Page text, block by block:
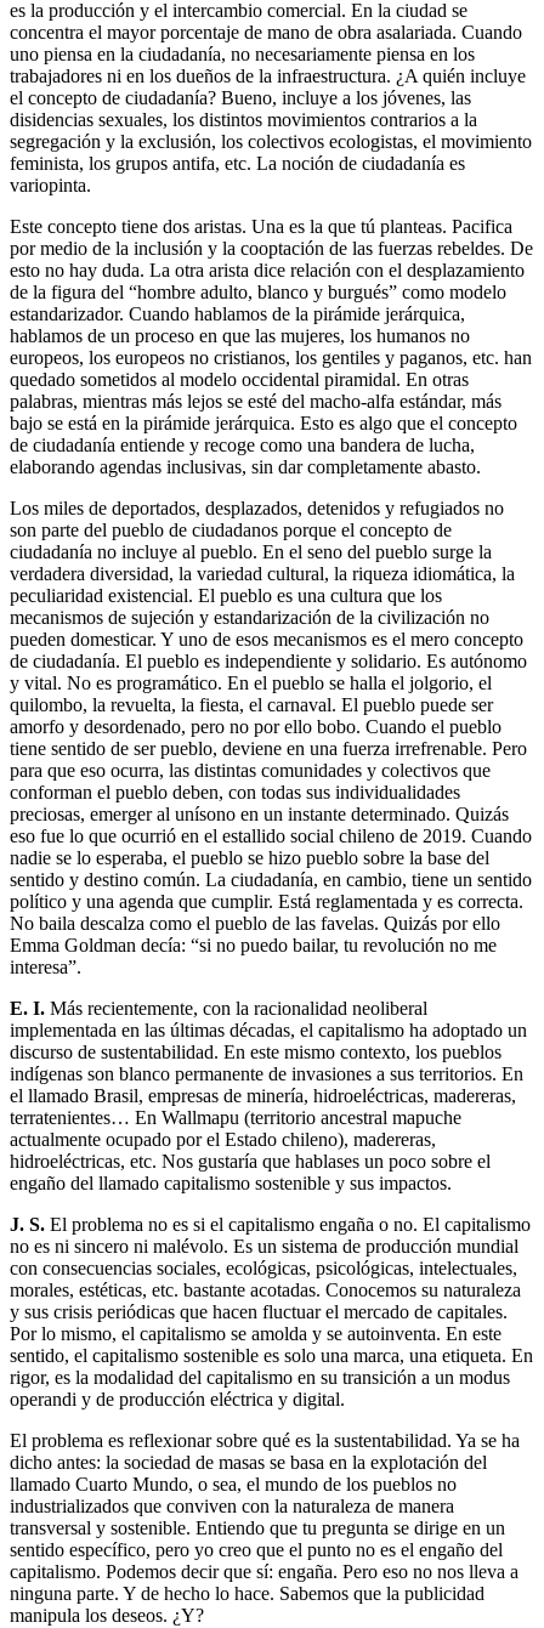
es la producción y el intercambio comercial. En la ciudad se
concentra el mayor porcentaje de mano de obra asalariada. Cuando
uno piensa en la ciudadanía, no necesariamente piensa en los
trabajadores ni en los dueños de la infraestructura. ¿A quién incluye
el concepto de ciudadanía? Bueno, incluye a los jóvenes, las
disidencias sexuales, los distintos movimientos contrarios a la
segregación y la exclusión, los colectivos ecologistas, el movimiento
feminista, los grupos antifa, etc. La noción de ciudadanía es
variopinta.
Este concepto tiene dos aristas. Una es la que tú planteas. Pacifica
por medio de la inclusión y la cooptación de las fuerzas rebeldes. De
esto no hay duda. La otra arista dice relación con el desplazamiento
de la figura del “hombre adulto, blanco y burgués” como modelo
estandarizador. Cuando hablamos de la pirámide jerárquica,
hablamos de un proceso en que las mujeres, los humanos no
europeos, los europeos no cristianos, los gentiles y paganos, etc. han
quedado sometidos al modelo occidental piramidal. En otras
palabras, mientras más lejos se esté del macho-alfa estándar, más
bajo se está en la pirámide jerárquica. Esto es algo que el concepto
de ciudadanía entiende y recoge como una bandera de lucha,
elaborando agendas inclusivas, sin dar completamente abasto.
Los miles de deportados, desplazados, detenidos y refugiados no
son parte del pueblo de ciudadanos porque el concepto de
ciudadanía no incluye al pueblo. En el seno del pueblo surge la
verdadera diversidad, la variedad cultural, la riqueza idiomática, la
peculiaridad existencial. El pueblo es una cultura que los
mecanismos de sujeción y estandarización de la civilización no
pueden domesticar. Y uno de esos mecanismos es el mero concepto
de ciudadanía. El pueblo es independiente y solidario. Es autónomo
y vital. No es programático. En el pueblo se halla el jolgorio, el
quilombo, la revuelta, la fiesta, el carnaval. El pueblo puede ser
amorfo y desordenado, pero no por ello bobo. Cuando el pueblo
tiene sentido de ser pueblo, deviene en una fuerza irrefrenable. Pero
para que eso ocurra, las distintas comunidades y colectivos que
conforman el pueblo deben, con todas sus individualidades
preciosas, emerger al unísono en un instante determinado. Quizás
eso fue lo que ocurrió en el estallido social chileno de 2019. Cuando
nadie se lo esperaba, el pueblo se hizo pueblo sobre la base del
sentido y destino común. La ciudadanía, en cambio, tiene un sentido
político y una agenda que cumplir. Está reglamentada y es correcta.
No baila descalza como el pueblo de las favelas. Quizás por ello
Emma Goldman decía: “si no puedo bailar, tu revolución no me
interesa”.
E. I. Más recientemente, con la racionalidad neoliberal
implementada en las últimas décadas, el capitalismo ha adoptado un
discurso de sustentabilidad. En este mismo contexto, los pueblos
indígenas son blanco permanente de invasiones a sus territorios. En
el llamado Brasil, empresas de minería, hidroeléctricas, madereras,
terratenientes… En Wallmapu (territorio ancestral mapuche
actualmente ocupado por el Estado chileno), madereras,
hidroeléctricas, etc. Nos gustaría que hablases un poco sobre el
engaño del llamado capitalismo sostenible y sus impactos.
J. S. El problema no es si el capitalismo engaña o no. El capitalismo
no es ni sincero ni malévolo. Es un sistema de producción mundial
con consecuencias sociales, ecológicas, psicológicas, intelectuales,
morales, estéticas, etc. bastante acotadas. Conocemos su naturaleza
y sus crisis periódicas que hacen fluctuar el mercado de capitales.
Por lo mismo, el capitalismo se amolda y se autoinventa. En este
sentido, el capitalismo sostenible es solo una marca, una etiqueta. En
rigor, es la modalidad del capitalismo en su transición a un modus
operandi y de producción eléctrica y digital.
El problema es reflexionar sobre qué es la sustentabilidad. Ya se ha
dicho antes: la sociedad de masas se basa en la explotación del
llamado Cuarto Mundo, o sea, el mundo de los pueblos no
industrializados que conviven con la naturaleza de manera
transversal y sostenible. Entiendo que tu pregunta se dirige en un
sentido específico, pero yo creo que el punto no es el engaño del
capitalismo. Podemos decir que sí: engaña. Pero eso no nos lleva a
ninguna parte. Y de hecho lo hace. Sabemos que la publicidad
manipula los deseos. ¿Y?